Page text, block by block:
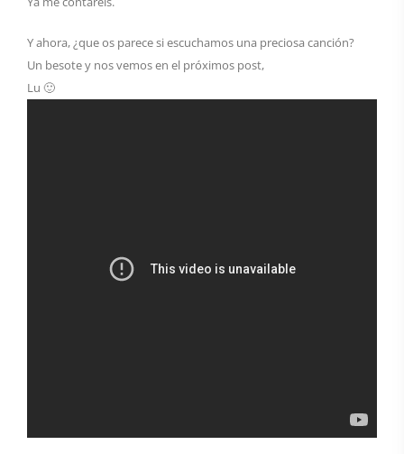
Y ahora, ¿que os parece si escuchamos una preciosa canción?
Un besote y nos vemos en el próximos post,
Lu 🙂